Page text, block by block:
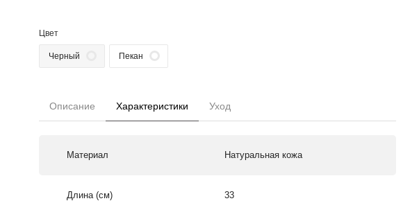
Цвет
Черный Пекан
Описание Характеристики Уход
Материал Натуральная кожа
Длина (см) 33